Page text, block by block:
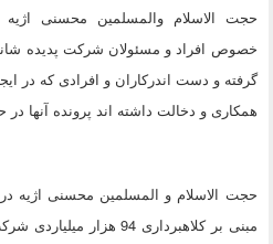
حجت الاسلام والمسلمین محسنی اژیه
خصوص افراد و مسئولان شرکت پدیده
گرفته و دست اندرکاران و افرادی که در
همکاری و دخالت داشته اند پرونده آنها
حجت الاسلام و المسلمین محسنی اژیه
مبنی بر کلاهبرداری 94